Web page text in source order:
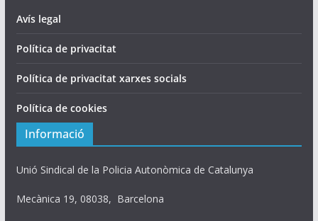
Avís legal
Política de privacitat
Política de privacitat xarxes socials
Política de cookies
Informació
Unió Sindical de la Policia Autonòmica de Catalunya
Mecànica 19, 08038, Barcelona